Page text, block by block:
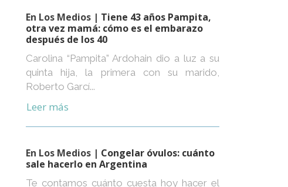
En Los Medios | Tiene 43 años Pampita,
otra vez mamá: cómo es el embarazo
después de los 40
Carolina “Pampita” Ardohain dio a luz a su
quinta hija, la primera con su marido,
Roberto Garcí...
Leer más
En Los Medios | Congelar óvulos: cuánto
sale hacerlo en Argentina
Te contamos cuánto cuesta hoy hacer el